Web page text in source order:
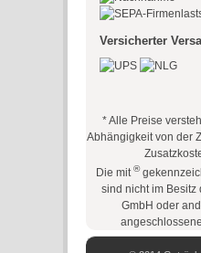
Versicherter
* Alle Preise
Abhängigkeit von der
Die mit®
sind nicht im Besitz
GmbH oder